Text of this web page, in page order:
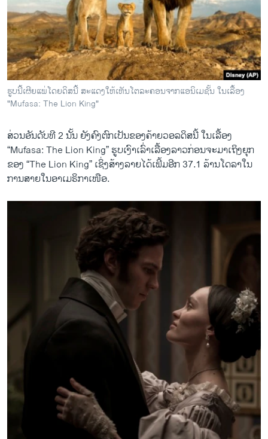
ຮູບນີ້ເຜີຍແພ່ໂດຍດິສນີ້ ສະແດງໃຫ້ເຫັນໂຕລະຄອນຈາກແອນິເມຊັ້ນ ໃນເລື້ອງ
"Mufasa: The Lion King"
ສ່ວນອັນດັບທີ 2 ນັ້ນ ຍັງຄົງຕົກເປັນຂອງຄ້າຍວອລດິສນີ້ ໃນເລື້ອງ
“Mufasa: The Lion King” ຮູບເງົາເລົ່າເລື້ອງລາວກ່ອນຈະມາເຖິງຍຸກ
ຂອງ “The Lion King” ເຊິ່ງສ້າງລາຍໄດ້ເພີ້ມອີກ 37.1 ລ້ານໂດລາໃນ
ການສາຍໃນອາເມຣິກາເໜືອ.